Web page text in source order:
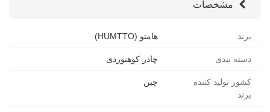
مشخصات
برند هامتو (HUMTTO)
دسته بندی چادر کوهنوردی
کشور تولید کننده
برند
چین